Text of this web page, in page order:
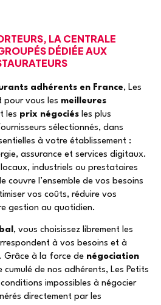
LA CENTRALE
DÉDIÉE AUX
adhérents en France, Les
pour vous les meilleures
les prix négociés les plus
sélectionnés, dans
à votre établissement :
assurance et services digitaux.
industriels ou prestataires
couvre l’ensemble de vos besoins
vos coûts, réduire vos
gestion au quotidien.
, vous choisissez librement les
à vos besoins et à
Grâce à la force de négociation
cumulé de nos adhérents, Les Petits
impossibles à négocier
directement par les